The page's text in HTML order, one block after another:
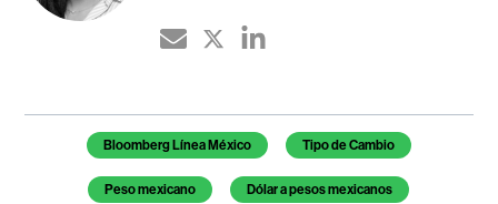
Temas de este artículo
Bloomberg Línea México Tipo de Cambio
Peso mexicano Dólar a pesos mexicanos